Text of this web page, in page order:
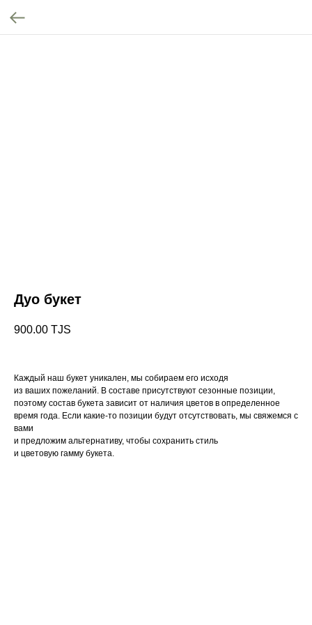
Дуо букет
900.00 TJS
Каждый наш букет уникален, мы собираем его исходя
из ваших пожеланий. В составе присутствуют сезонные позиции,
поэтому состав букета зависит от наличия цветов в определенное
время года. Если какие-то позиции будут отсутствовать, мы свяжемся с
вами
и предложим альтернативу, чтобы сохранить стиль
и цветовую гамму букета.